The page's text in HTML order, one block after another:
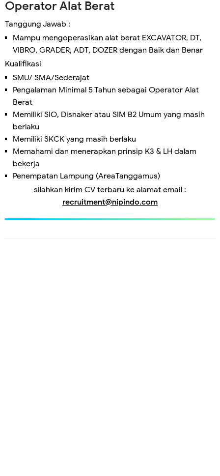
Operator Alat Berat
Tanggung Jawab :
Mampu mengoperasikan alat berat EXCAVATOR, DT,
VIBRO, GRADER, ADT, DOZER dengan Baik dan Benar
Kualifikasi
SMU/ SMA/Sederajat
Pengalaman Minimal 5 Tahun sebagai Operator Alat
Berat
Memiliki SIO, Disnaker atau SIM B2 Umum yang masih
berlaku
Memiliki SKCK yang masih berlaku
Memahami dan menerapkan prinsip K3 & LH dalam
bekerja
Penempatan Lampung (AreaTanggamus)
silahkan kirim CV terbaru ke alamat email :
recruitment@nipindo.com